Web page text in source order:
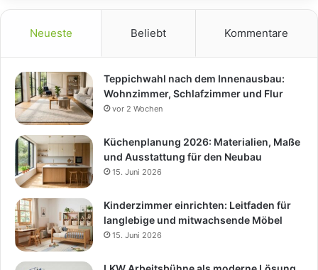
Neueste Beliebt Kommentare
Teppichwahl nach dem Innenausbau:
Wohnzimmer, Schlafzimmer und Flur
vor 2 Wochen
Küchenplanung 2026: Materialien, Maße
und Ausstattung für den Neubau
15. Juni 2026
Kinderzimmer einrichten: Leitfaden für
langlebige und mitwachsende Möbel
15. Juni 2026